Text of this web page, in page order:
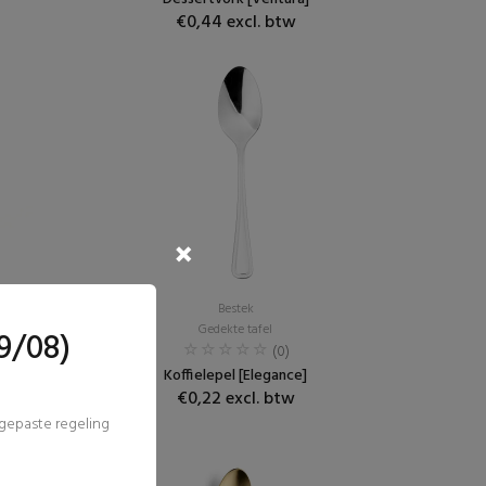
€0,44 excl. btw
Bestek
Gedekte tafel
(0)
Koffielepel [Elegance]
€0,22 excl. btw
08)
regeling